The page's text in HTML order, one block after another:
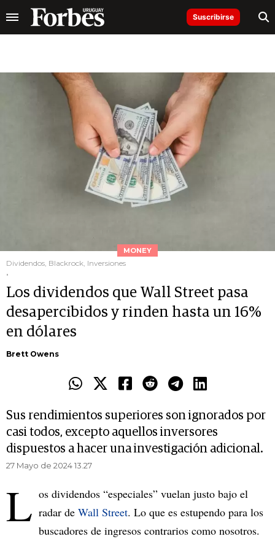
Suscribirse
MONEY
Dividendos, Blackrock, Inversiones
.
Los dividendos que Wall Street pasa
desapercibidos y rinden hasta un 16%
en dólares
Brett Owens
Sus rendimientos superiores son ignorados por
casi todos, excepto aquellos inversores
dispuestos a hacer una investigación adicional.
27 Mayo de 2024 13.27
L os dividendos “especiales” vuelan justo bajo el
radar de Wall Street. Lo que es estupendo para los
buscadores de ingresos contrarios como nosotros.